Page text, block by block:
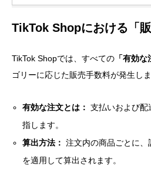
TikTok Shopにおける「
TikTok Shopでは、すべての 「有効な
ゴリーに応じた販売手数料が発生しま
有効な注文とは： 支払いおよび配
指します。
算出方法： 注文内の商品ごとに
を適用して算出されます。